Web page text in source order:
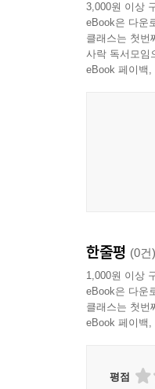
3,000원 이상
eBook은 다운
클래스는 첫번
사락 독서모임
eBook 페이백
한줄평 (0건)
1,000원 이상
eBook은 다운
클래스는 첫번
eBook 페이백
평점